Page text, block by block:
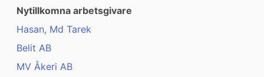
Nytillkomna arbetsgivare
Hasan, Md Tarek
Belit AB
MV Åkeri AB